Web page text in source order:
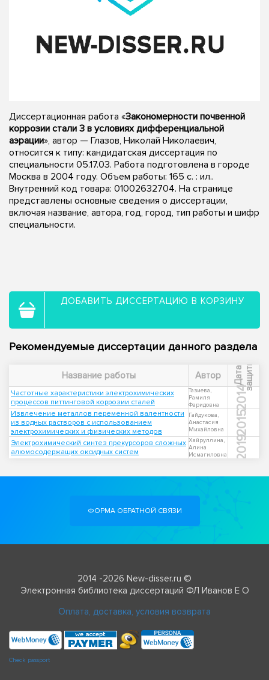
Диссертационная работа «Закономерности почвенной
коррозии стали 3 в условиях дифференциальной
аэрации», автор — Глазов, Николай Николаевич,
относится к типу: кандидатская диссертация по
специальности 05.17.03. Работа подготовлена в городе
Москва в 2004 году. Объем работы: 165 с. : ил..
Внутренний код товара: 01002632704. На странице
представлены основные сведения о диссертации,
включая название, автора, год, город, тип работы и шифр
специальности.
ДОБАВИТЬ ДИССЕРТАЦИЮ В КОРЗИНУ
Рекомендуемые диссертации данного раздела
Название работы Автор Д
а
т
а
з
а
щ
и
т ы
Частотные характеристики электрохимических
процессов питтинговой коррозии сталей
Тазиева,
Рамиля
Фаридовна
2014
Извлечение металлов переменной валентности
из водных растворов с использованием
электрохимических и физических методов
Гайдукова,
Анастасия
Михайловна
2015
Электрохимический синтез прекурсоров сложных
алюмосодержащих оксидных систем
Хайруллина,
Алина
Исмагиловна
2019
ФОРМА ОБРАТНОЙ СВЯЗИ
2014 -2026 New-disser.ru ©
Электронная библиотека диссертаций ФЛ Иванов Е О
Оплата, доставка, условия возврата
Check passport